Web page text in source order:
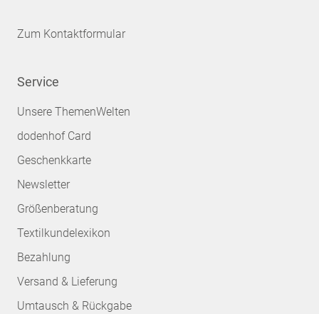
Zum Kontaktformular
Service
Unsere ThemenWelten
dodenhof Card
Geschenkkarte
Newsletter
Größenberatung
Textilkundelexikon
Bezahlung
Versand & Lieferung
Umtausch & Rückgabe